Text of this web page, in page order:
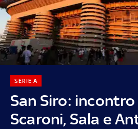
San Siro:
Scaroni, Sala e
SERIE A